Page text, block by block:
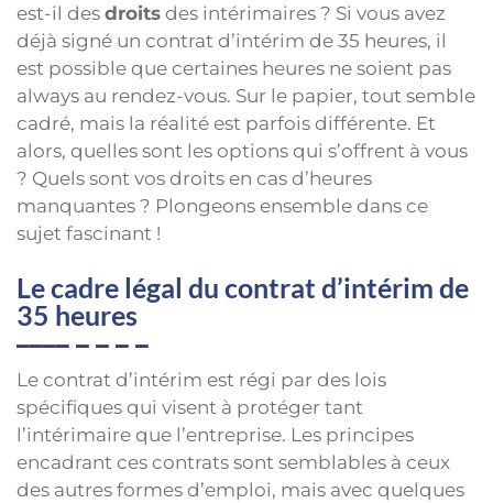
est-il des droits des intérimaires ? Si vous avez
déjà signé un contrat d’intérim de 35 heures, il
est possible que certaines heures ne soient pas
always au rendez-vous. Sur le papier, tout semble
cadré, mais la réalité est parfois différente. Et
alors, quelles sont les options qui s’offrent à vous
? Quels sont vos droits en cas d’heures
manquantes ? Plongeons ensemble dans ce
sujet fascinant !
Le cadre légal du contrat d’intérim de
35 heures
Le contrat d’intérim est régi par des lois
spécifiques qui visent à protéger tant
l’intérimaire que l’entreprise. Les principes
encadrant ces contrats sont semblables à ceux
des autres formes d’emploi, mais avec quelques